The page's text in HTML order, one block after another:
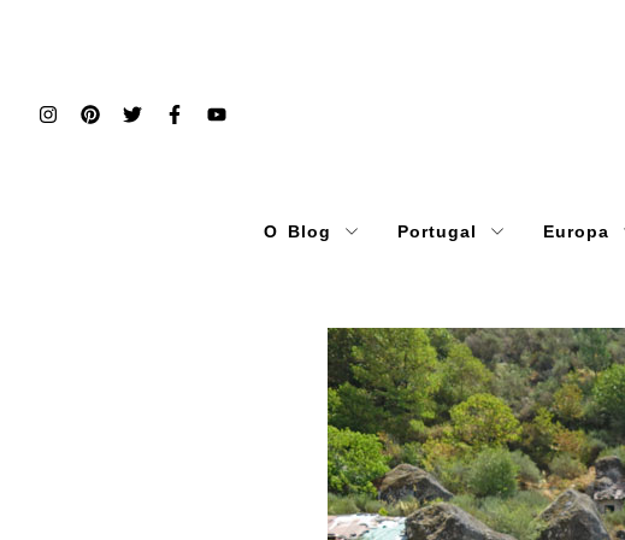
O Blog Portugal Europa